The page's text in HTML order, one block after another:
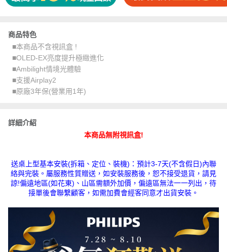
商品特色
■本商品不含視訊盒 !
■OLED-EX亮度提升極緻進化
■Ambilight情境光體驗
■支援Airplay2
■原廠3年保(營業用1年)
詳細介紹
本商品無附視訊盒!
送桌上型基本安裝(拆箱、定位、裝機)：預計3-7天(不含假日)內聯
絡與完裝。屬服務性質贈送，如安裝服務後，恕不接受退貨，請見
諒!偏遠地區(如花東)、山區需額外加價，偏遠區無法一一列出，待
接單後會聯繫顧客，如需加費會經客同意才出貨安裝。